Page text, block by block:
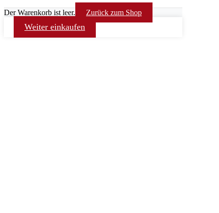
Der Warenkorb ist leer. Zurück zum Shop
Weiter einkaufen